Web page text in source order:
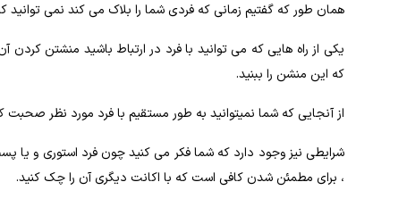
همان طور که گفتیم زمانی که فردی شما را بلاک می کند نمی توانید
یکی از راه هایی که می توانید با فرد در ارتباط باشید منشتن
که این منشن را ببنید.
از آنجایی که شما نمیتوانید به طور مستقیم با فرد مورد نظر صحبت
شرایطی نیز وجود دارد که شما فکر می کنید چون فرد استوری و یا
، برای مطمئن شدن کافی است که با اکانت دیگری آن را چک کنید.